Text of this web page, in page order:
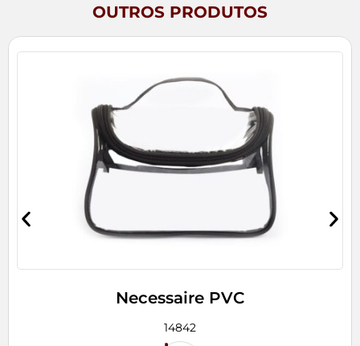
OUTROS PRODUTOS
Necessaire PVC
14842